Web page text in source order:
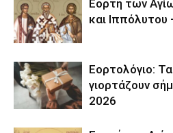
Εορτή των
και Ιππόλυτου
Εορτολόγιο:
γιορτάζουν
2026